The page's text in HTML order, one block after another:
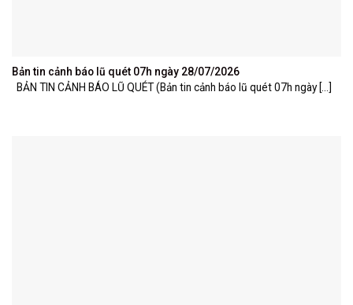
Bản tin cảnh báo lũ quét 07h ngày 28/07/2026
BẢN TIN CẢNH BÁO LŨ QUÉT (Bản tin cảnh báo lũ quét 07h ngày [...]